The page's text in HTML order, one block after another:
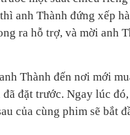
anh Thành đứng xếp
ra hỗ trợ, và mời anh
Thành đến nơi mới
đặt trước. Ngay lúc
của cùng phim sẽ bắt